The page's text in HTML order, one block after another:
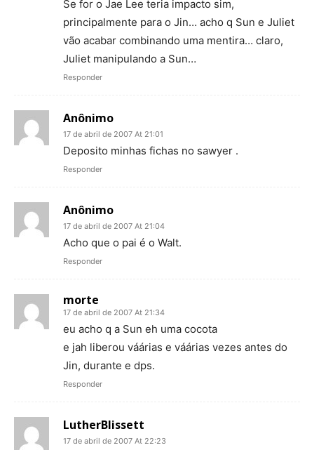
Se for o Jae Lee teria impacto sim,
principalmente para o Jin… acho q Sun e Juliet
vão acabar combinando uma mentira… claro,
Juliet manipulando a Sun…
Responder
Anônimo
17 de abril de 2007 At 21:01
Deposito minhas fichas no sawyer .
Responder
Anônimo
17 de abril de 2007 At 21:04
Acho que o pai é o Walt.
Responder
morte
17 de abril de 2007 At 21:34
eu acho q a Sun eh uma cocota
e jah liberou váárias e váárias vezes antes do
Jin, durante e dps.
Responder
LutherBlissett
17 de abril de 2007 At 22:23